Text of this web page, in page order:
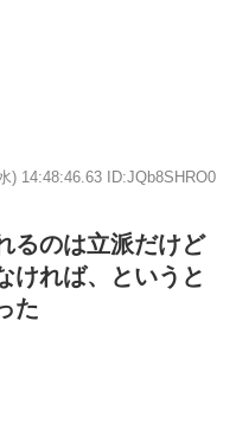
) 14:48:46.63 ID:JQb8SHRO0
るのは立派だけど
ければ、というと
た